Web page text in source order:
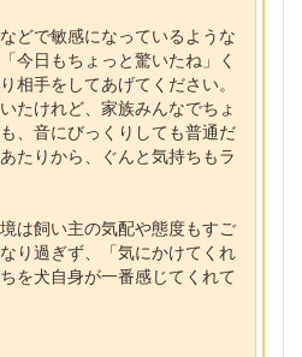
どで敏感になっているような
今日もちょっと驚いたね」く
相手をしてあげてください。
たけれど、家族みんなでちょ
、音にびっくりしても普通だ
たりから、ぐんと気持ちもラ
は飼い主の気配や態度もすご
り過ぎず、「気にかけてくれ
を犬自身が一番感じてくれて